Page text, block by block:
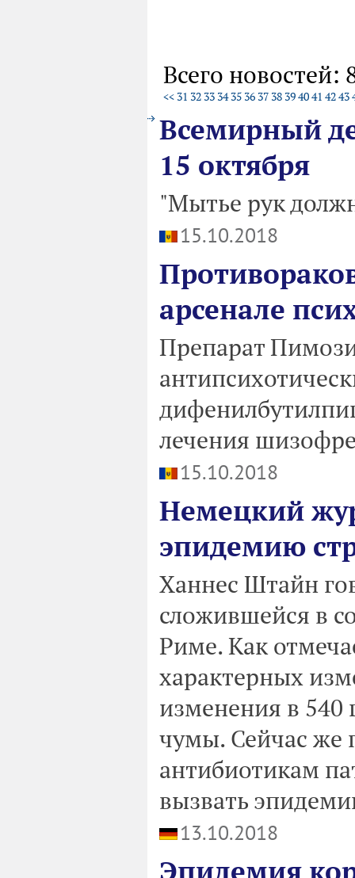
Всего новостей:
<< 31 32 33 34 35 36 37 38 394041 4243
Всемирный
15 октября
"Мытье рук
15.10.2018
арсенале
Препарат
лечения
15.10.2018
Немецкий
эпидемию
Ханнес Штайн
сложившейся в
Риме. Как
характерных
изменения в 540
чумы. Сейчас же
антибиотикам
вызвать
13.10.2018